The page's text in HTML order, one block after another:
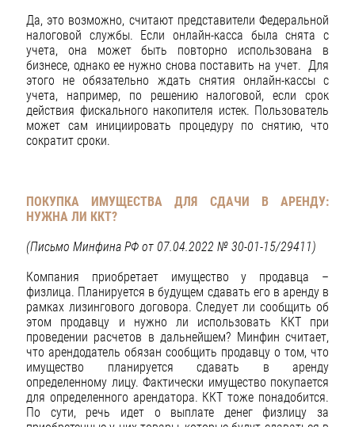
Да, это возможно, считают представители Федеральной
налоговой службы. Если онлайн-касса была снята с
учета, она может быть повторно использована в
бизнесе, однако ее нужно снова поставить на учет. Для
этого не обязательно ждать снятия онлайн-кассы с
учета, например, по решению налоговой, если срок
действия фискального накопителя истек. Пользователь
может сам инициировать процедуру по снятию, что
сократит сроки.
ПОКУПКА ИМУЩЕСТВА ДЛЯ СДАЧИ В АРЕНДУ:
НУЖНА ЛИ ККТ?
(Письмо Минфина РФ от 07.04.2022 № 30-01-15/29411)
Компания приобретает имущество у продавца –
физлица. Планируется в будущем сдавать его в аренду в
рамках лизингового договора. Следует ли сообщить об
этом продавцу и нужно ли использовать ККТ при
проведении расчетов в дальнейшем? Минфин считает,
что арендодатель обязан сообщить продавцу о том, что
имущество планируется сдавать в аренду
определенному лицу. Фактически имущество покупается
для определенного арендатора. ККТ тоже понадобится.
По сути, речь идет о выплате денег физлицу за